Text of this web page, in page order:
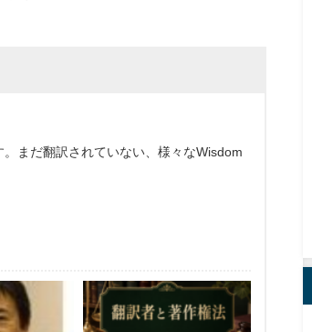
まだ翻訳されていない、様々なWisdom